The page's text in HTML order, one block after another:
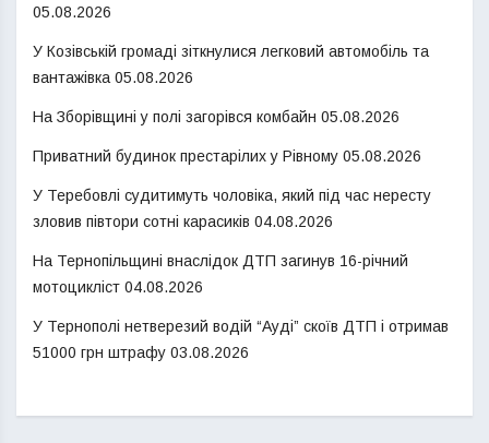
05.08.2026
У Козівській громаді зіткнулися легковий автомобіль та
вантажівка 05.08.2026
На Зборівщині у полі загорівся комбайн 05.08.2026
Приватний будинок престарілих у Рівному 05.08.2026
У Теребовлі судитимуть чоловіка, який під час нересту
зловив півтори сотні карасиків 04.08.2026
На Тернопільщині внаслідок ДТП загинув 16-річний
мотоцикліст 04.08.2026
У Тернополі нетверезий водій “Ауді” скоїв ДТП і отримав
51000 грн штрафу 03.08.2026